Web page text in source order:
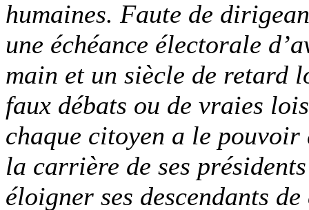
humaines. Faute de
une échéance électorale
main et un siècle de retard
faux débats ou de vraies
chaque citoyen a le
la carrière de ses
éloigner ses descendants